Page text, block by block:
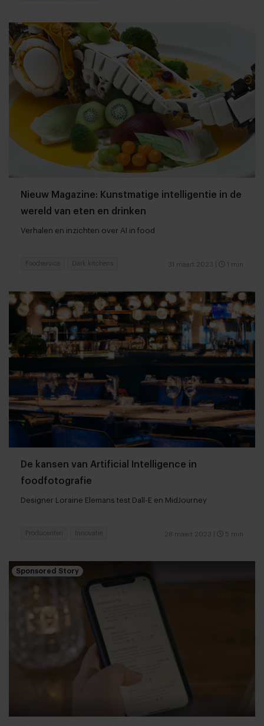
Nieuw Magazine: Kunstmatige intelligentie in de
wereld van eten en drinken
Verhalen en inzichten over AI in food
31 maart 2023 1 min
Foodservice Dark kitchens
De kansen van Artificial Intelligence in
foodfotografie
Designer Loraine Elemans test Dall-E en MidJourney
28 maart 2023 5 min
Producenten Innovatie
Sponsored Story